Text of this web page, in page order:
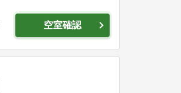
空室確認